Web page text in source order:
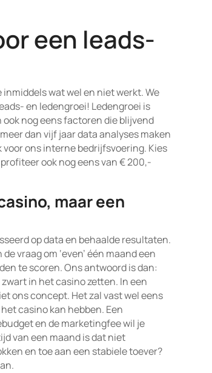
een leads-
wat wel en niet werkt. We
en ledengroei! Ledengroei is
nog eens factoren die blijvend
dan vijf jaar data analyses maken
ons interne bedrijfsvoering. Kies
ook nog eens van € 200,-
maar een
op data en behaalde resultaten.
vraag om ‘even’ één maand een
te scoren. Ons antwoord is dan:
in het casino zetten. In een
ons concept. Het zal vast wel eens
casino kan hebben. Een
en de marketingfee wil je
van een maand is dat niet
en toe aan een stabiele toever?